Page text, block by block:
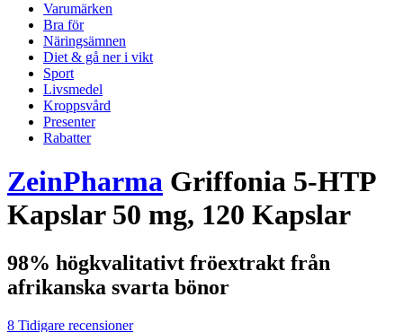
Varumärken
Bra för
Näringsämnen
Diet & gå ner i vikt
Sport
Livsmedel
Kroppsvård
Presenter
Rabatter
ZeinPharma Griffonia 5-HTP
Kapslar 50 mg, 120 Kapslar
98% högkvalitativt fröextrakt från
afrikanska svarta bönor
8 Tidigare recensioner